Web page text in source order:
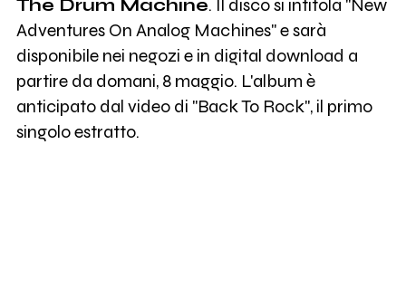
The Drum Machine. Il disco si intitola "New
Adventures On Analog Machines" e sarà
disponibile nei negozi e in digital download a
partire da domani, 8 maggio. L'album è
anticipato dal video di "Back To Rock", il primo
singolo estratto.